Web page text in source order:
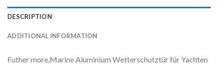
DESCRIPTION
ADDITIONAL INFORMATION
Futher more,Marine Aluminium Wetterschutztür für Yachten